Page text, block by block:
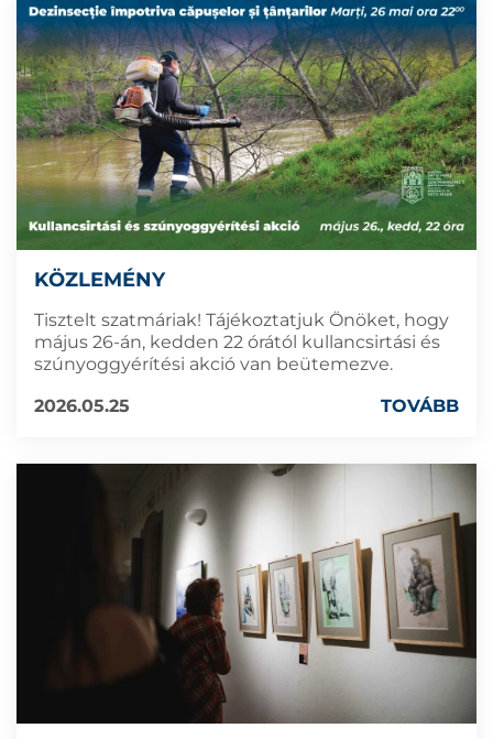
KÖZLEMÉNY
Tisztelt szatmáriak! Tájékoztatjuk Önöket, hogy
május 26-án, kedden 22 órától kullancsirtási és
szúnyoggyérítési akció van beütemezve.
2026.05.25
TOVÁBB